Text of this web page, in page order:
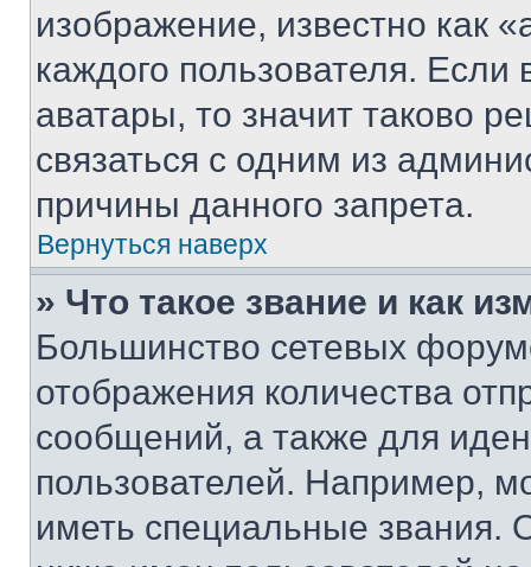
изображение, известно как
каждого пользователя.
аватары, то значит таково
связаться с одним из
причины данного запрета.
Вернуться наверх
» Что такое звание и как
Большинство сетевых
отображения количества
сообщений, а также для
пользователей. Например,
иметь специальные звания.